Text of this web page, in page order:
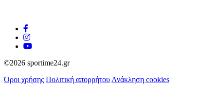
©2026 sportime24.gr
Όροι χρήσης Πολιτική απορρήτου Ανάκληση cookies